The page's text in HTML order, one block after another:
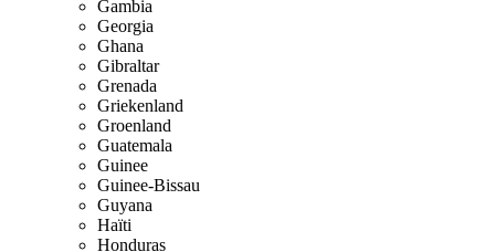
Gambia
Georgia
Ghana
Gibraltar
Grenada
Griekenland
Groenland
Guatemala
Guinee
Guinee-Bissau
Guyana
Haïti
Honduras